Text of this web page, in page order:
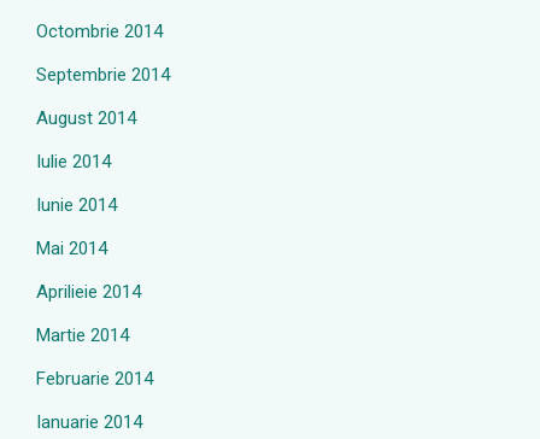
Octombrie 2014
Septembrie 2014
August 2014
Iulie 2014
Iunie 2014
Mai 2014
Aprilieie 2014
Martie 2014
Februarie 2014
Ianuarie 2014